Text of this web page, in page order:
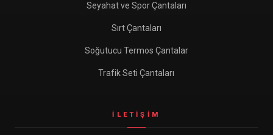
Seyahat ve Spor Çantaları
Sırt Çantaları
Soğutucu Termos Çantalar
Trafik Seti Çantaları
İLETIŞIM